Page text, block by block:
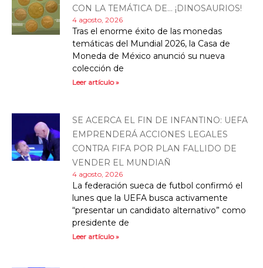
CON LA TEMÁTICA DE… ¡DINOSAURIOS!
4 agosto, 2026
Tras el enorme éxito de las monedas
temáticas del Mundial 2026, la Casa de
Moneda de México anunció su nueva
colección de
Leer artículo »
SE ACERCA EL FIN DE INFANTINO: UEFA
EMPRENDERÁ ACCIONES LEGALES
CONTRA FIFA POR PLAN FALLIDO DE
VENDER EL MUNDIAÑ
4 agosto, 2026
La federación sueca de futbol confirmó el
lunes que la UEFA busca activamente
“presentar un candidato alternativo” como
presidente de
Leer artículo »